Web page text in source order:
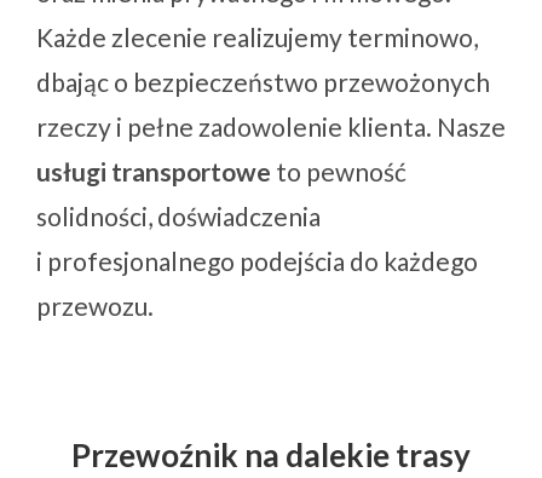
Każde zlecenie realizujemy terminowo,
dbając o bezpieczeństwo przewożonych
rzeczy i pełne zadowolenie klienta. Nasze
usługi transportowe to pewność
solidności, doświadczenia
i profesjonalnego podejścia do każdego
przewozu.
Przewoźnik na dalekie trasy